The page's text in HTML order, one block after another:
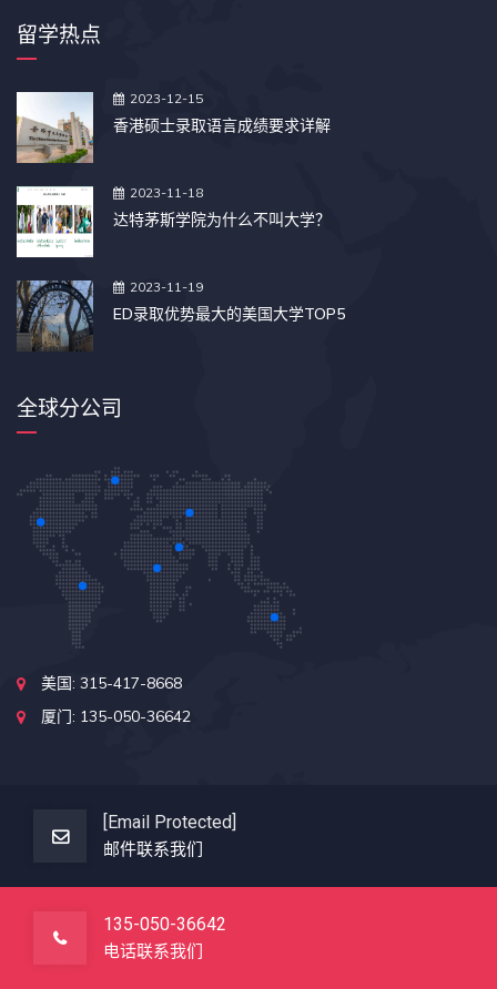
留学热点
2023-12-15
香港硕士录取语言成绩要求详解
2023-11-18
达特茅斯学院为什么不叫大学？
2023-11-19
ED录取优势最大的美国大学TOP5
全球分公司
美国: 315-417-8668
厦门: 135-050-36642
[email Protected]
邮件联系我们
135-050-36642
电话联系我们